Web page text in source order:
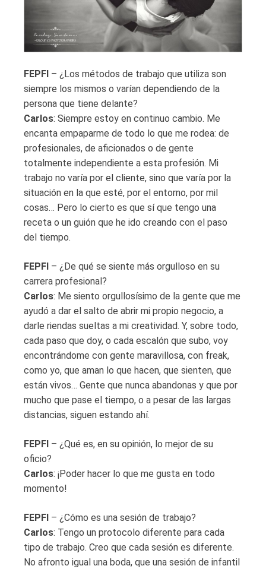
FEPFI – ¿Los métodos de trabajo que utiliza son
siempre los mismos o varían dependiendo de la
persona que tiene delante?
Carlos: Siempre estoy en continuo cambio. Me
encanta empaparme de todo lo que me rodea: de
profesionales, de aficionados o de gente
totalmente independiente a esta profesión. Mi
trabajo no varía por el cliente, sino que varía por la
situación en la que esté, por el entorno, por mil
cosas… Pero lo cierto es que sí que tengo una
receta o un guión que he ido creando con el paso
del tiempo.
FEPFI – ¿De qué se siente más orgulloso en su
carrera profesional?
Carlos: Me siento orgullosísimo de la gente que me
ayudó a dar el salto de abrir mi propio negocio, a
darle riendas sueltas a mi creatividad. Y, sobre todo,
cada paso que doy, o cada escalón que subo, voy
encontrándome con gente maravillosa, con freak,
como yo, que aman lo que hacen, que sienten, que
están vivos… Gente que nunca abandonas y que por
mucho que pase el tiempo, o a pesar de las largas
distancias, siguen estando ahí.
FEPFI – ¿Qué es, en su opinión, lo mejor de su
oficio?
Carlos: ¡Poder hacer lo que me gusta en todo
momento!
FEPFI – ¿Cómo es una sesión de trabajo?
Carlos: Tengo un protocolo diferente para cada
tipo de trabajo. Creo que cada sesión es diferente.
No afronto igual una boda, que una sesión de infantil